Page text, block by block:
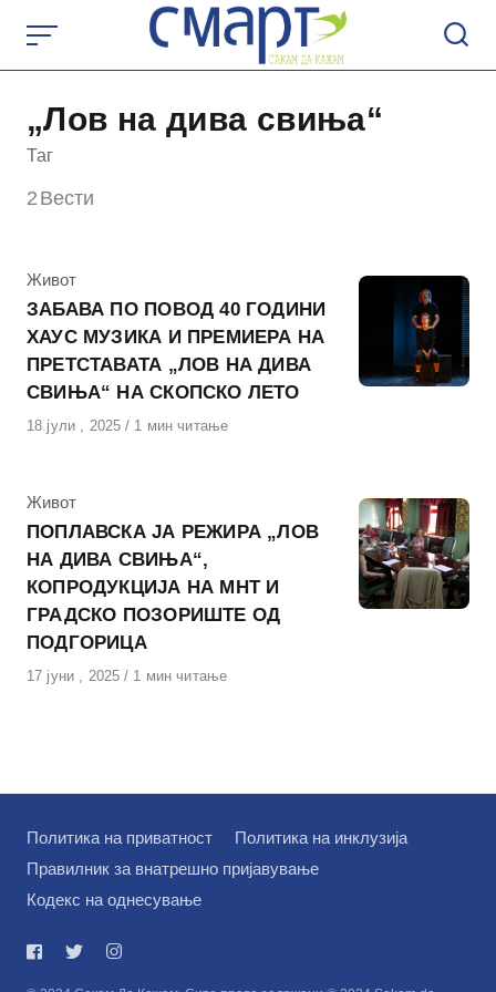
content
„Лов на дива свиња“
Таг
2 Вести
КАтегорија
Живот
ЗАБАВА ПО ПОВОД 40 ГОДИНИ
ХАУС МУЗИКА И ПРЕМИЕРА НА
ПРЕТСТАВАТА „ЛОВ НА ДИВА
СВИЊА“ НА СКОПСКО ЛЕТО
Објавено
18 јули , 2025 1 мин читање
КАтегорија
Живот
ПОПЛАВСКА ЈА РЕЖИРА „ЛОВ
НА ДИВА СВИЊА“,
КОПРОДУКЦИЈА НА МНТ И
ГРАДСКО ПОЗОРИШТЕ ОД
ПОДГОРИЦА
Објавено
17 јуни , 2025 1 мин читање
Политика на приватност
Политика на инклузија
Правилник за внатрешно пријавување
Кодекс на однесување